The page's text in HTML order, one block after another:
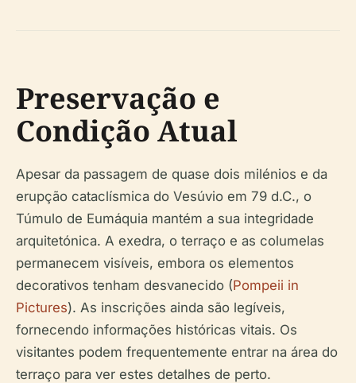
Preservação e
Condição Atual
Apesar da passagem de quase dois milénios e da
erupção cataclísmica do Vesúvio em 79 d.C., o
Túmulo de Eumáquia mantém a sua integridade
arquitetónica. A exedra, o terraço e as columelas
permanecem visíveis, embora os elementos
decorativos tenham desvanecido (Pompeii in
Pictures). As inscrições ainda são legíveis,
fornecendo informações históricas vitais. Os
visitantes podem frequentemente entrar na área do
terraço para ver estes detalhes de perto.